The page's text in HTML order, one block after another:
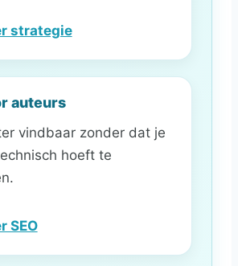
strategie
auteurs
vindbaar zonder dat je
hoeft te
SEO